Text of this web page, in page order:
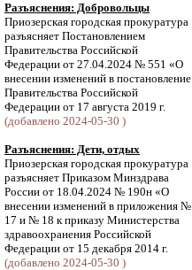
Разъяснения: Добровольцы
Приозерская городская прокуратура
разъясняет Постановлением
Правительства Российской
Федерации от 27.04.2024 № 551 «О
внесении изменений в постановление
Правительства Российской
Федерации от 17 августа 2019 г.
(добавлено 2024-05-30 )
Разъяснения: Дети, отдых
Приозерская городская прокуратура
разъясняет Приказом Минздрава
России от 18.04.2024 № 190н «О
внесении изменений в приложения №
17 и № 18 к приказу Министерства
здравоохранения Российской
Федерации от 15 декабря 2014 г.
(добавлено 2024-05-30 )